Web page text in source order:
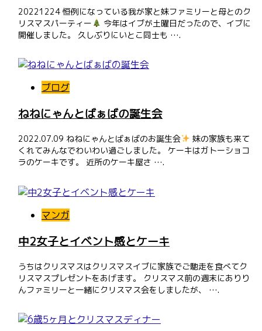
20221224 恒例になっている我が家と妹ファミリーと母とのク
リスマスパーティー
今年はイブが土曜日だったので、イブに
開催しました。 久しぶりにいとこ同士も ….
ブログ
ねねにゃんとばぁばの誕生会
2022.07.09 ねねにゃんとばぁばのお誕生会
妹の家族も来て
くれてみんなでわいわい過ごしました。 ケーキはガトーショコ
ラのケーキです。 近所のケーキ屋さ ….
マンガ
中2女子とイベント感とケーキ
うちはクリスマスはクリスマスイブに家族でご馳走を食べてク
リスマスプレゼントをあげます。 クリスマス前の週末にありり
んファミリーと一緒にクリスマス会をしましたが、 ….